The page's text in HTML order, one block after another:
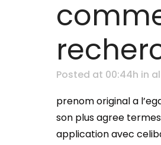
Posted at 00:44h in
prenom original a
son plus agree
application avec